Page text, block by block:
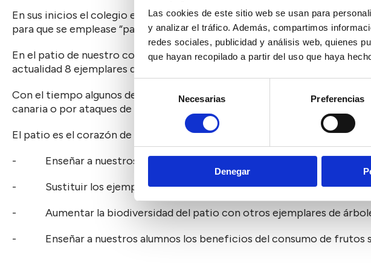
Las cookies de este sitio web se usan para
y analizar el tráfico. Además, compartimos
redes sociales, publicidad y análisis web, quienes
que hayan recopilado a partir del uso que haya
de
consentimiento
Necesarias Preferencias
Denegar
En sus inicios el colegio era una finca llamada “Huerta de la Cruz” por
para que se emplease “para el bien de Algeciras” y así se fundó el colegio.
En el patio de nuestro colegio hay una gran variedad de especies de
actualidad 8 ejemplares de gran tamaño y durante las horas de recreo,
Con el tiempo algunos de nuestros árboles han desaparecido por
canaria o por ataques de hongos que ocasionan la pudrición del
El patio es el corazón de nuestro colegio, por lo que nos hemos decidido a:
- Enseñar a nuestros alumnos a distinguir las diferentes especies de
- Sustituir los ejemplares que han ido desapareciendo involucrando
- Aumentar la biodiversidad del patio con otros ejemplares de
- Enseñar a nuestros alumnos los beneficios del consumo de frutos